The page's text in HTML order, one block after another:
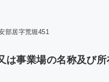
部居字荒堀451
は事業場の名称及び所